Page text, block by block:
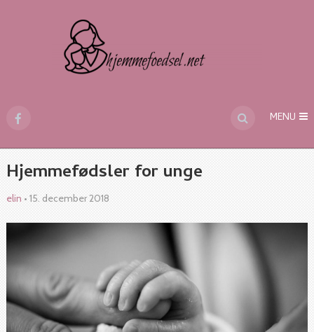
MENU
Hjemmefødsler for unge
elin • 15. december 2018